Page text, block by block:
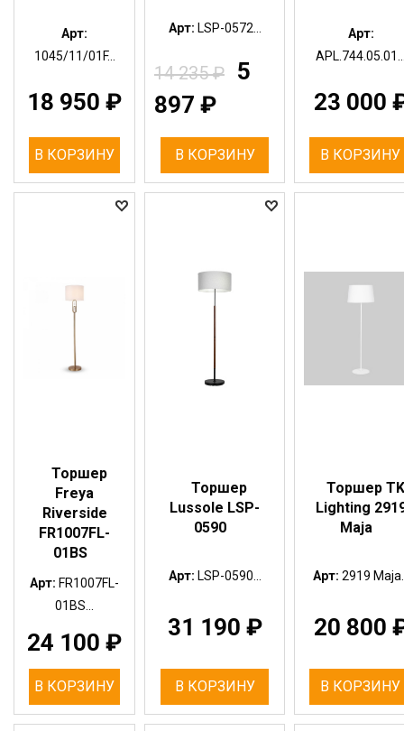
Арт:
1045/11/01F...
18 950 ₽
В КОРЗИНУ
Арт: LSP-0572...
14 235₽
5
897 ₽
В КОРЗИНУ
Арт:
23 000
В КОРЗИНУ
Торшер
Freya
Riverside
FR1007FL-
01BS
Арт: FR1007FL-
01BS...
24 100 ₽
В КОРЗИНУ
Торшер
Lussole LSP-
0590
Арт: LSP-0590...
31 190 ₽
В КОРЗИНУ
Торшер TK
Lighting
Maja
Арт: 2919
20 800
В КОРЗИНУ